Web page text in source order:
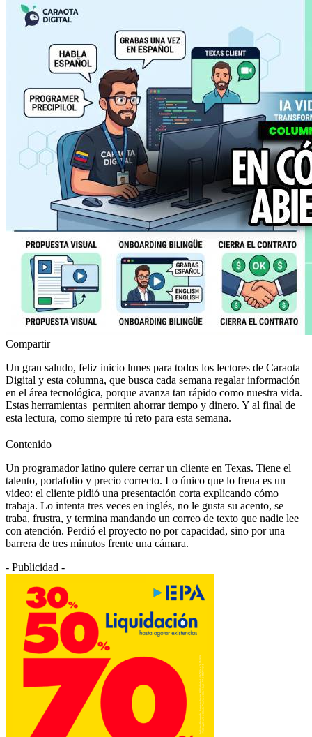
Compartir
Un gran saludo, feliz inicio lunes para todos los lectores de Caraota
Digital y esta columna, que busca cada semana regalar información
en el área tecnológica, porque avanza tan rápido como nuestra vida.
Estas herramientas permiten ahorrar tiempo y dinero. Y al final de
esta lectura, como siempre tú reto para esta semana.
Contenido
Un programador latino quiere cerrar un cliente en Texas. Tiene el
talento, portafolio y precio correcto. Lo único que lo frena es un
video: el cliente pidió una presentación corta explicando cómo
trabaja. Lo intenta tres veces en inglés, no le gusta su acento, se
traba, frustra, y termina mandando un correo de texto que nadie lee
con atención. Perdió el proyecto no por capacidad, sino por una
barrera de tres minutos frente una cámara.
- Publicidad -